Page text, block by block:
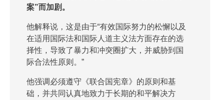
案”而加剧。
他解释说，这是由于“有效国际努力的松懈以及
在适用国际法和国际人道主义法方面存在的选
择性，导致了暴力和冲突圈扩大，并威胁到国
际合法性原则。”
他强调必须遵守《联合国宪章》的原则和基
础，并共同认真地致力于长期的和平解决方